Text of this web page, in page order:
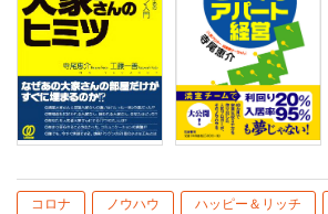
コロナ ノウハウ ハッピー＆リッチ